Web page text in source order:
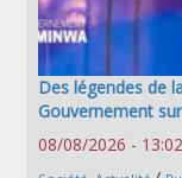
Des légendes de
Gouvernement
08/08/2026 - 13:02